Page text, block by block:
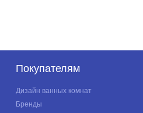
Покупателям
Дизайн ванных комнат
Бренды